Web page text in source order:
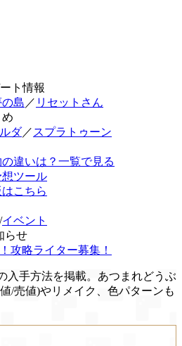
ト情報
島 ／ リセットさん
ダ／ スプラトゥーン
違いは？一覧で見る
ツール
こちら
/イベント
らせ
攻略ライター募集！
入手方法を掲載。あつまれどうぶ
/売値)やリメイク、色パターンも